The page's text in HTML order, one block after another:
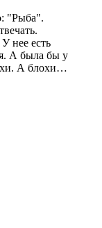
"Рыба".
нее есть
А была бы у
А блохи…